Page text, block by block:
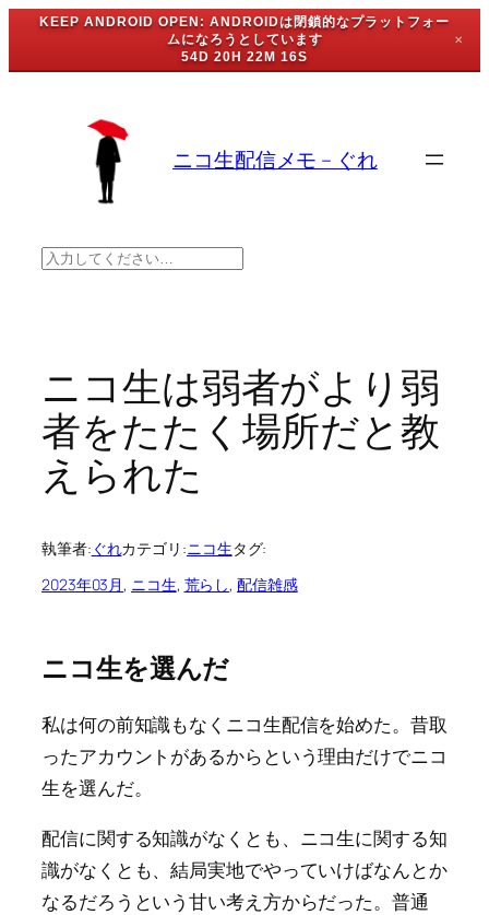
KEEP ANDROID OPEN: ANDROIDは閉鎖的なプラットフォー
ムになろうとしています
54D 20H 22M 16S
✕
ニコ生配信メモ – ぐれ
検
ニコ生は弱者がより弱
者をたたく場所だと教
えられた
執筆者: ぐれカテゴリ:ニコ生タグ:
2023年03月, ニコ生, 荒らし, 配信雑感
ニコ生を選んだ
私は何の前知識もなくニコ生配信を始めた。昔取
ったアカウントがあるからという理由だけでニコ
生を選んだ。
配信に関する知識がなくとも、ニコ生に関する知
識がなくとも、結局実地でやっていけばなんとか
なるだろうという甘い考え方からだった。普通